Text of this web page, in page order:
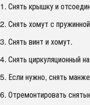
1. Снять крышку и
2. Снять хомут с
3. Снять винт и хомут.
4. Снять циркуляционный
5. Если нужно, снять
6. Отремонтировать